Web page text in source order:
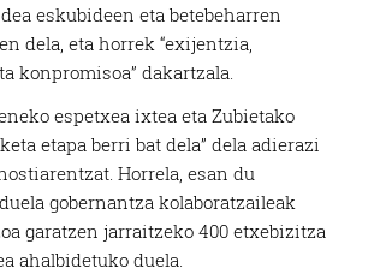
eskubideen eta betebeharren
dela, eta horrek “exijentzia,
konpromisoa” dakartzala.
espetxea ixtea eta Zubietako
etapa berri bat dela” dela adierazi
Horrela, esan du
gobernantza kolaboratzaileak
garatzen jarraitzeko 400 etxebizitza
ahalbidetuko duela.